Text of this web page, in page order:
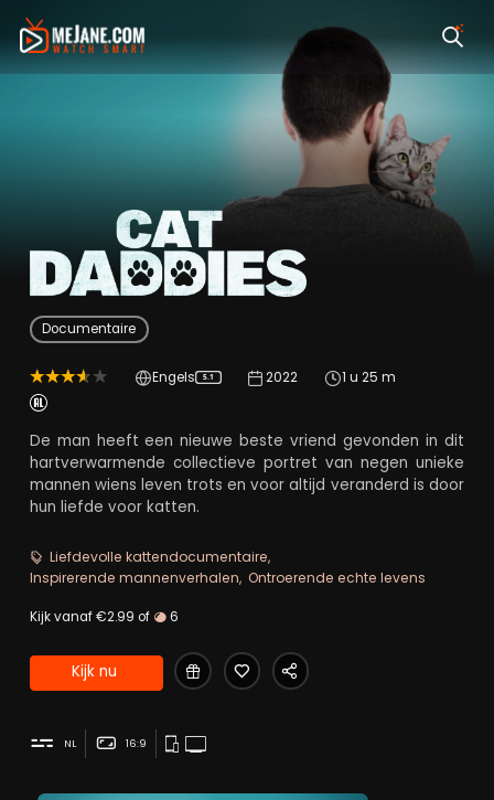
Documentaire
Engels 5.1 2022 1 u 25 m
De man heeft een nieuwe beste vriend gevonden in dit
hartverwarmende collectieve portret van negen unieke
mannen wiens leven trots en voor altijd veranderd is door
hun liefde voor katten.
Liefdevolle kattendocumentaire
Inspirerende mannenverhalen Ontroerende echte levens
Kijk vanaf €2.99 of 6
Kijk nu
NL 16:9